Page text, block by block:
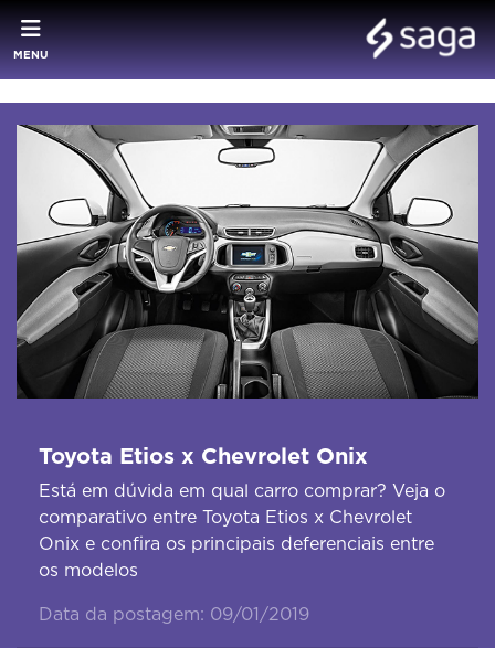
MENU
Toyota Etios x Chevrolet Onix
Está em dúvida em qual carro comprar? Veja o
comparativo entre Toyota Etios x Chevrolet
Onix e confira os principais deferenciais entre
os modelos
Data da postagem: 09/01/2019